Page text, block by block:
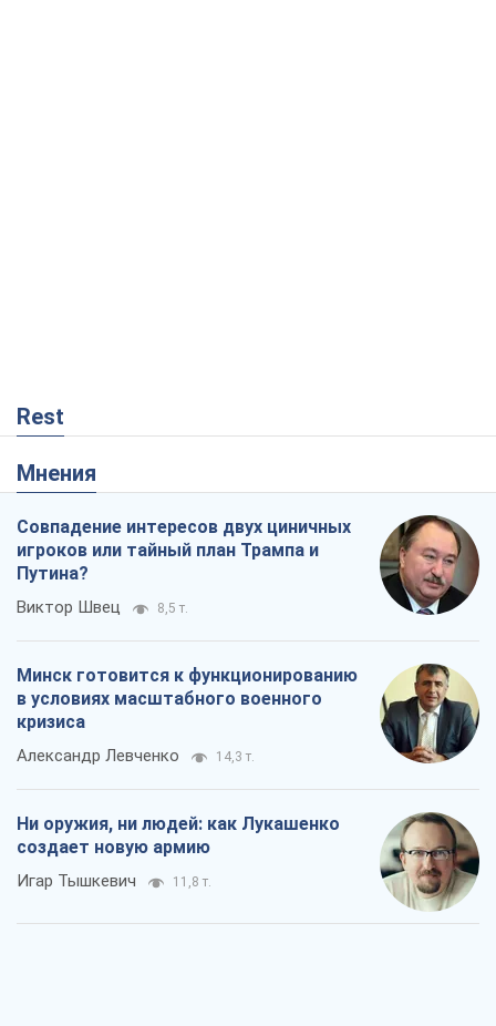
Rest
Мнения
Совпадение интересов двух циничных
игроков или тайный план Трампа и
Путина?
Виктор Швец 8,5 т.
Минск готовится к функционированию
в условиях масштабного военного
кризиса
Александр Левченко 14,3 т.
Ни оружия, ни людей: как Лукашенко
создает новую армию
Игар Тышкевич 11,8 т.